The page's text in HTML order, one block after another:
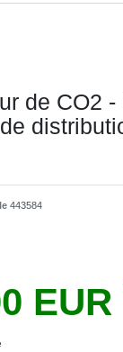
de CO2
443584
EUR